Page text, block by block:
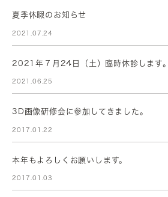
夏季休暇のお知らせ
2021.07.24
2021年７月24日（土）臨時休診します。
2021.06.25
3D画像研修会に参加してきました。
2017.01.22
本年もよろしくお願いします。
2017.01.03